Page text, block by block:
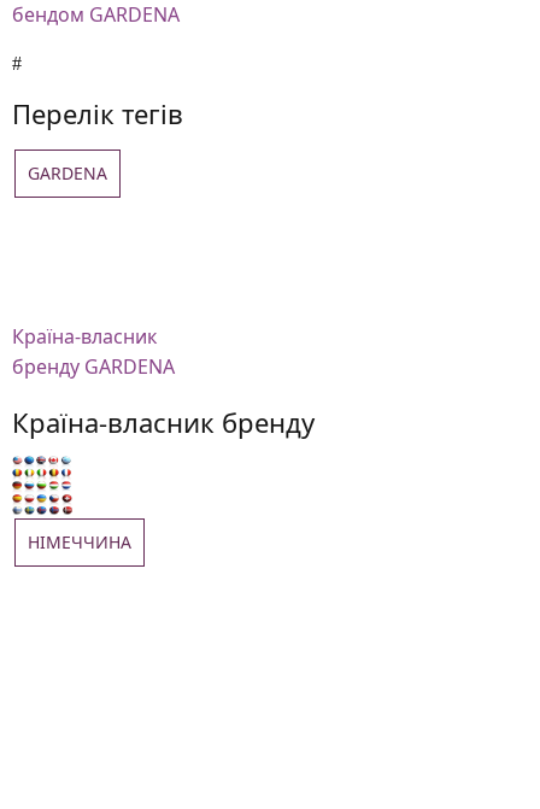
бендом GARDENA
Перелік тегів
GARDENA
Країна-власник
бренду GARDENA
Країна-власник бренду
НІМЕЧЧИНА